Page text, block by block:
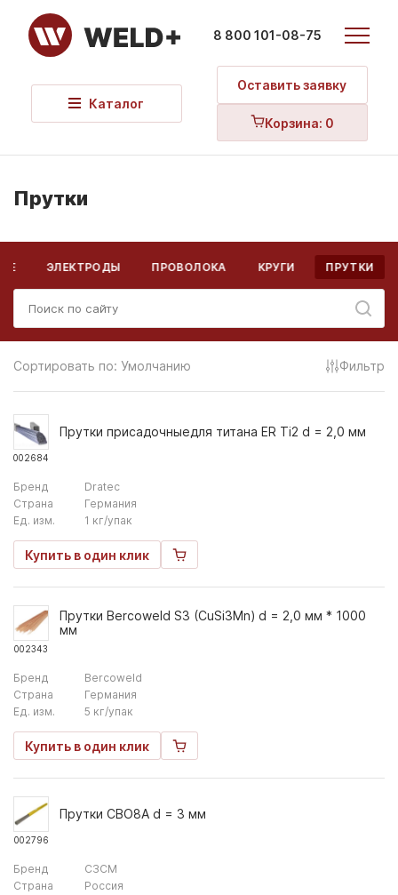
8 800 101-08-75
Каталог
Оставить заявку
Корзина: 0
Прутки
ЭЛЕКТРОДЫ ПРОВОЛОКА КРУГИ ПРУТКИ
Сортировать по: Умолчанию Фильтр
002684
Прутки присадочныедля титана ER Ti2 d = 2,0 мм
Бренд
Dratec
Страна
Германия
Ед. изм.
1 кг/упак
Купить в один клик
002343
Прутки Bercoweld S3 (CuSi3Mn) d = 2,0 мм * 1000
мм
Бренд
Bercoweld
Страна
Германия
Ед. изм.
5 кг/упак
Купить в один клик
002796
Прутки СВО8А d = 3 мм
Бренд
СЗСМ
Страна
Россия